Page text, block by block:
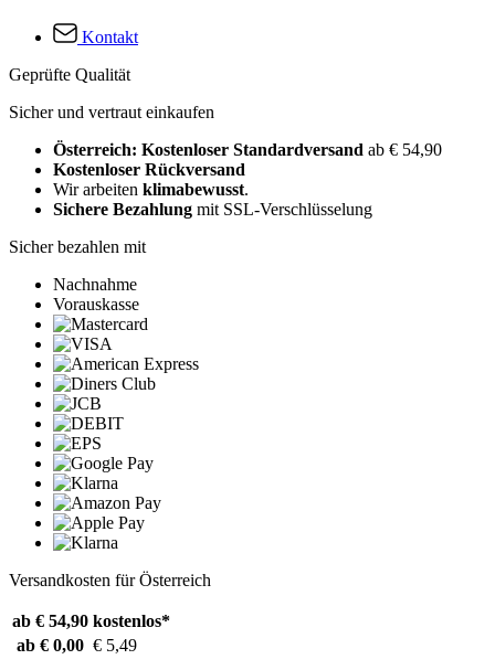
Kontakt
Geprüfte Qualität
Sicher und vertraut einkaufen
Österreich: Kostenloser Standardversand ab € 54,90
Kostenloser Rückversand
Wir arbeiten klimabewusst.
Sichere Bezahlung mit SSL-Verschlüsselung
Sicher bezahlen mit
Nachnahme
Vorauskasse
Versandkosten für Österreich
ab € 54,90 kostenlos*
ab € 0,00 € 5,49